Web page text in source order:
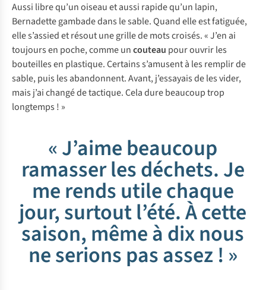
Aussi libre qu’un oiseau et aussi rapide qu’un lapin,
Bernadette gambade dans le sable. Quand elle est fatiguée,
elle s’assied et résout une grille de mots croisés. « J’en ai
toujours en poche, comme uncouteau pour ouvrir les
bouteilles en plastique. Certains s’amusent à les remplir de
sable, puis les abandonnent. Avant, j’essayais de les vider,
mais j’ai changé de tactique. Cela dure beaucoup trop
longtemps ! »
« J’aime beaucoup
ramasser les déchets. Je
me rends utile chaque
jour, surtout l’été. À cette
saison, même à dix nous
ne serions pas assez ! »